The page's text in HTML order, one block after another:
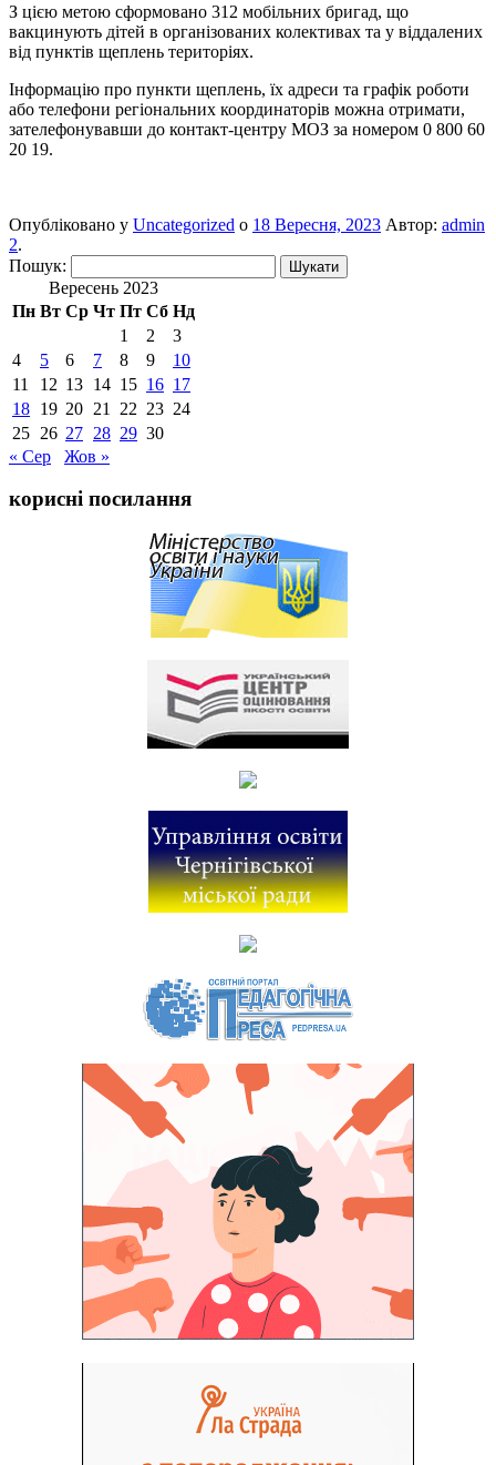
З цією метою сформовано 312 мобільних бригад, що
вакцинують дітей в організованих колективах та у віддалених
від пунктів щеплень територіях.
Інформацію про пункти щеплень, їх адреси та графік роботи
або телефони регіональних координаторів можна отримати,
зателефонувавши до контакт-центру МОЗ за номером 0 800 60
20 19.
Опубліковано у Uncategorized о 18 Вересня, 2023 Автор: admin
2.
Пошук:
Вересень 2023
Пн Вт Ср Чт Пт Сб Нд
1
2
3
4
5 6 7 8 9
10
11
12 13 14 15 16 17
18 19 20 21 22 23 24
25 26 27 28 29 30
« Сер
Жов »
корисні посилання